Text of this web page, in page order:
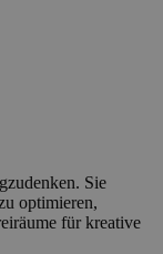
Sie
optimieren,
für kreative